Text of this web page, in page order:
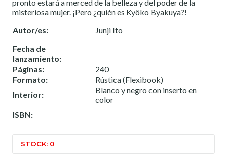
pronto estará a merced de la belleza y del poder de la
misteriosa mujer. ¡Pero ¿quién es Kyôko Byakuya?!
Autor/es:
Junji Ito
Fecha de
lanzamiento:
Páginas:
240
Formato:
Rústica (Flexibook)
Interior:
Blanco y negro con inserto en
color
ISBN:
STOCK: 0